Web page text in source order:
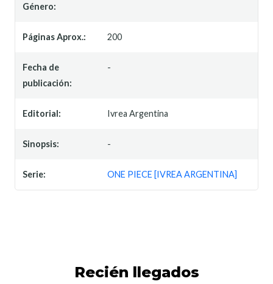
Género:
Páginas Aprox.: 200
Fecha de
publicación:
-
Editorial: Ivrea Argentina
Sinopsis: -
Serie: ONE PIECE [IVREA ARGENTINA]
Recién llegados